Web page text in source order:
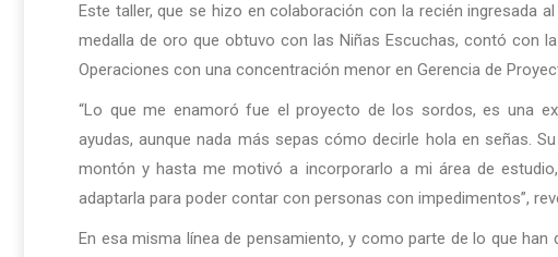
Este taller, que se hizo en colaboración con la recién ingresada
medalla de oro que obtuvo con las Niñas Escuchas, contó con
Operaciones con una concentración menor en Gerencia de
“Lo que me enamoró fue el proyecto de los sordos, es una
ayudas, aunque nada más sepas cómo decirle hola en señas.
montón y hasta me motivó a incorporarlo a mi área de
adaptarla para poder contar con personas con impedimentos”,
En esa misma línea de pensamiento, y como parte de lo que han